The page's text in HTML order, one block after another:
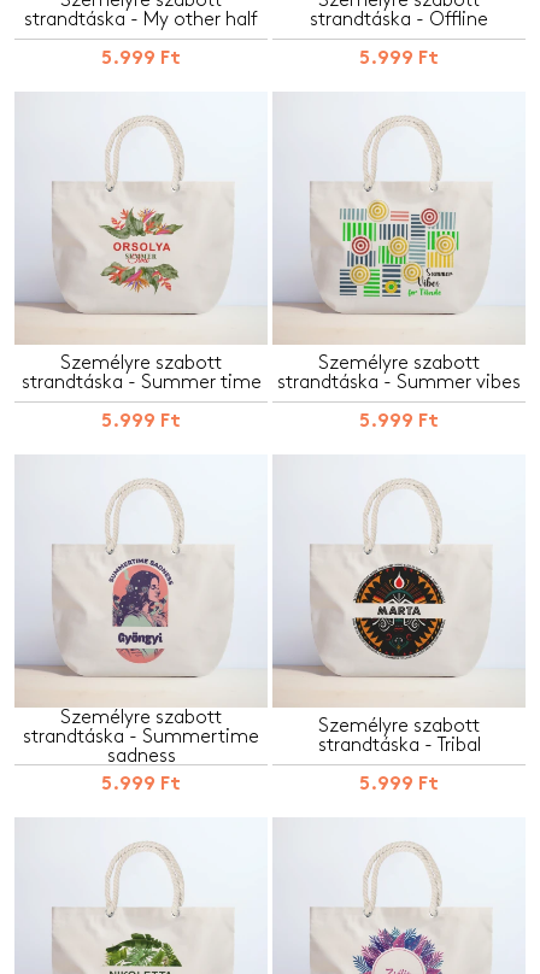
strandtáska - My other half
5.999 Ft
strandtáska - Offline
5.999 Ft
Személyre szabott
strandtáska - Summer time
5.999 Ft
Személyre szabott
strandtáska - Summer vibes
5.999 Ft
Személyre szabott
strandtáska - Summertime
sadness
5.999 Ft
Személyre szabott
strandtáska - Tribal
5.999 Ft